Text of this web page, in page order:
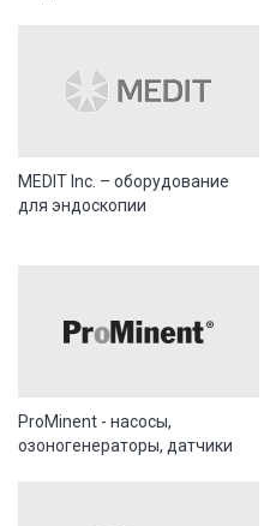
MEDIT Inc. – оборудование
для эндоскопии
ProMinent - насосы,
озоногенераторы, датчики